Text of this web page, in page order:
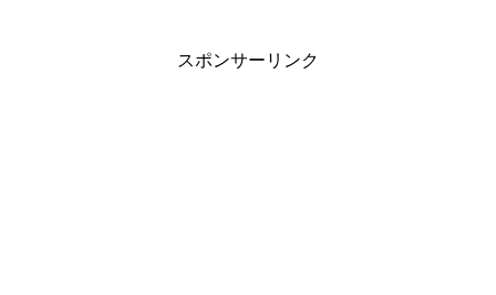
スポンサーリンク